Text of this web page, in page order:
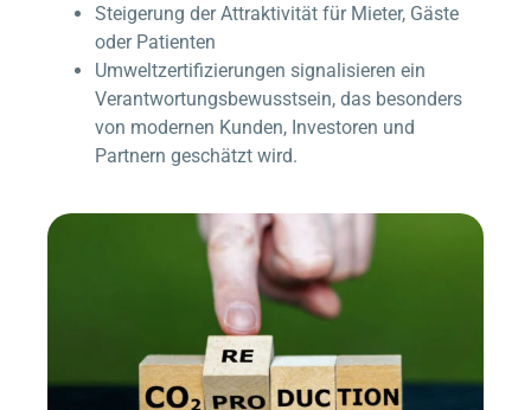
Steigerung der Attraktivität für Mieter, Gäste
oder Patienten
Umweltzertifizierungen signalisieren ein
Verantwortungsbewusstsein, das besonders
von modernen Kunden, Investoren und
Partnern geschätzt wird.